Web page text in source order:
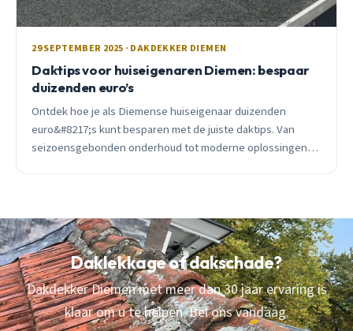
29 SEPTEMBER 2025 · DAKDEKKER DIEMEN
Daktips voor huiseigenaren Diemen: bespaar
duizenden euro’s
Ontdek hoe je als Diemense huiseigenaar duizenden
euro&#8217;s kunt besparen met de juiste daktips. Van
seizoensgebonden onderhoud tot moderne oplossingen,
Daklekkage of dakschade?
Dakdekker Diemen met meer dan 30 jaar ervaring is
klaar om u te helpen. Bel ons vandaag.